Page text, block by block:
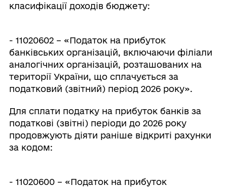
класифікації доходів бюджету:
- 11020602 – «Податок на прибуток
банківських організацій, включаючи філіали
аналогічних організацій, розташованих на
території України, що сплачується за
податковий (звітний) період 2026 року».
Для сплати податку на прибуток банків за
податкові (звітні) періоди до 2026 року
продовжують діяти раніше відкриті рахунки
за кодом:
- 11020600 – «Податок на прибуток